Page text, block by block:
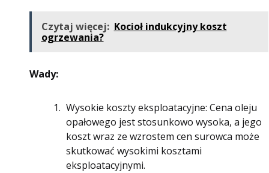
Czytaj więcej: Kocioł indukcyjny koszt
ogrzewania?
Wady:
Wysokie koszty eksploatacyjne: Cena oleju
opałowego jest stosunkowo wysoka, a jego
koszt wraz ze wzrostem cen surowca może
skutkować wysokimi kosztami
eksploatacyjnymi.